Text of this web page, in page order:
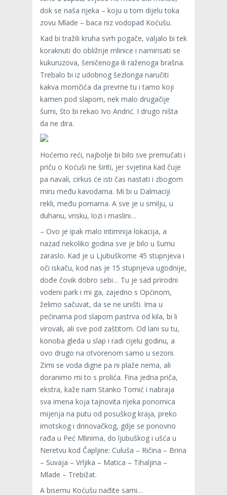
dok se naša rijeka – koju u tom dijelu toka
zovu Mlade – baca niz vodopad Koćušu.
Kad bi tražili kruha svrh pogače, valjalo bi tek
koraknuti do obližnje mlinice i namirisati se
kukuruzova, šeničenoga ili raženoga brašna.
Trebalo bi iz udobnog šezlonga naručiti
kakva momčića da prevrne tu i tamo koji
kamen pod slapom, nek malo drugačije
šumi, što bi rekao Ivo Andrić. I drugo ništa
da ne dira.
Hoćemo reći, najbolje bi bilo sve premučati i
priču o Koćuši ne širiti, jer svjetina kad čuje
pa navali, cirkus će isti čas nastati i zbogom
miru među kavodama. Mi bi u Dalmaciji
rekli, među pomama. A sve je u smilju, u
duhanu, vrisku, lozi i maslini…
– Ovo je ipak malo intimnija lokacija, a
nazad nekoliko godina sve je bilo u šumu
zaraslo. Kad je u Ljubuškome 45 stupnjeva i
oči iskaču, kod nas je 15 stupnjeva ugodnije,
dođe čovik dobro sebi… Tu je sad prirodni
vodeni park i mi ga, zajedno s Općinom,
želimo sačuvat, da se ne uništi. Ima u
pećinama pod slapom pastrva od kila, bi li
virovali, ali sve pod zaštitom. Od lani su tu,
konoba gleda u slap i radi cijelu godinu, a
ovo drugo na otvorenom samo u sezoni.
Zimi se voda digne pa ni plaže nema, ali
doranimo mi to s prolića. Fina jedna priča,
ekstra, kaže nam Stanko Tomić i nabraja
sva imena koja tajnovita rijeka ponornica
mijenja na putu od posuškog kraja, preko
imotskog i drinovačkog, gdje se ponovno
rađa u Peć Mlinima, do ljubuškog i ušća u
Neretvu kod Čapljine: Culuša – Ričina – Brina
– Suvaja – Vrljika – Matica – Tihaljina –
Mlade – Trebižat.
A bisernu Koćušu nađite sami…